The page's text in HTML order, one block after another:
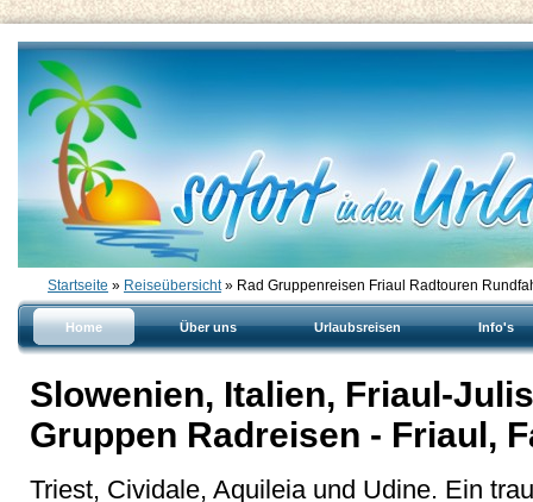
Startseite » Reiseübersicht» Rad Gruppenreisen Friaul Radtouren
Home Über uns Urlaubsreisen Info's
Slowenien, Italien, Friaul-
Gruppen Radreisen - Friaul,
Triest, Cividale, Aquileia und Udine. Ein